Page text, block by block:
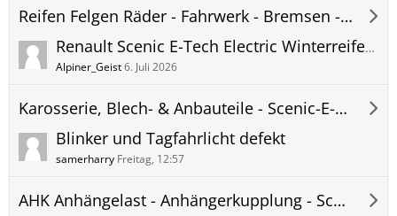
Reifen Felgen Räder - Fahrwerk - Bremsen - Scenic-E-Forum
Renault Scenic E-Tech Electric Winterreifen und Winter Kompletträder - Renault Original und Zubehörräder - Erfahrungen und Bilder
Alpiner_Geist6. Juli 2026
Karosserie, Blech- & Anbauteile - Scenic-E-Forum
Blinker und Tagfahrlicht defekt
samerharry Freitag, 12:57
AHK Anhängelast - Anhängerkupplung - Scenic-E-Forum